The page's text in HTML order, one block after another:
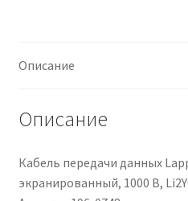
/
terminazione,
Ø
L.
10m
Описание
Описание
Кабель передачи данных
экранированный, 1000 В,